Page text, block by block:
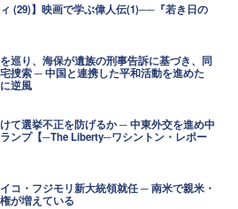
ィ (29)】映画で学ぶ偉人伝(1)──『若き日の
巡り、海保が遺族の刑事告訴に基づき、同
捜索 ─ 中国と連携した平和活動を進めた
逆風
て選挙不正を防げるか ─ 中東外交を進め中
ンプ【─The Liberty─ワシントン・レポー
コ・フジモリ新大統領就任 ─ 南米で親米・
が増えている